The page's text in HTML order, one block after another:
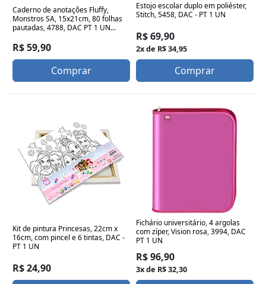
Caderno de anotações Fluffy,
Monstros SA, 15x21cm, 80 folhas
pautadas, 4788, DAC PT 1 UN...
R$ 59,90
Comprar
Estojo escolar duplo em poliéster,
Stitch, 5458, DAC - PT 1 UN
R$ 69,90
2x de R$ 34,95
Comprar
Kit de pintura Princesas, 22cm x
16cm, com pincel e 6 tintas, DAC -
PT 1 UN
R$ 24,90
Fichário universitário, 4 argolas
com zíper, Vision rosa, 3994, DAC
PT 1 UN
R$ 96,90
3x de R$ 32,30